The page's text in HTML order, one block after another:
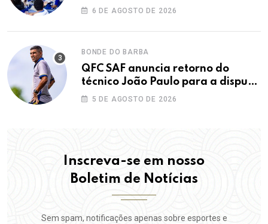
maior IDEB da história dos anos
6 DE AGOSTO DE 2026
BONDE DO BARBA
QFC SAF anuncia retorno do
técnico João Paulo para a disputa
da elite do Campeonato Potiguar
5 DE AGOSTO DE 2026
Inscreva-se em nosso
Boletim de Notícias
Sem spam, notificações apenas sobre esportes e